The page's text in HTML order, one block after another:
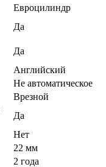
Евроцилиндр
Да
Да
Английский
Не автоматическое
Врезной
Да
Нет
22 мм
2 года